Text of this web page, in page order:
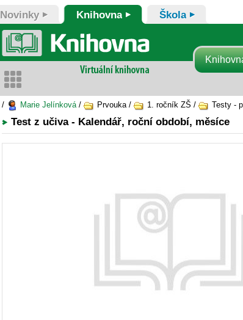
Novinky Knihovna Škola
/ Marie Jelínková/ Prvouka / 1. ročník ZŠ / Testy -
Test z učiva - Kalendář, roční období, měsíce